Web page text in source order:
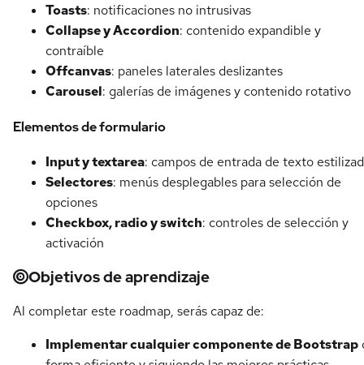
Toasts: notificaciones no intrusivas
Collapse y Accordion: contenido expandible y
contraíble
Offcanvas: paneles laterales deslizantes
Carousel: galerías de imágenes y contenido rotativo
Elementos de formulario
Input y textarea: campos de entrada de texto
Selectores: menús desplegables para selección de
opciones
Checkbox, radio y switch: controles de selección y
activación
Objetivos de aprendizaje
Al completar este roadmap, serás capaz de:
Implementar cualquier componente de Bootstrap